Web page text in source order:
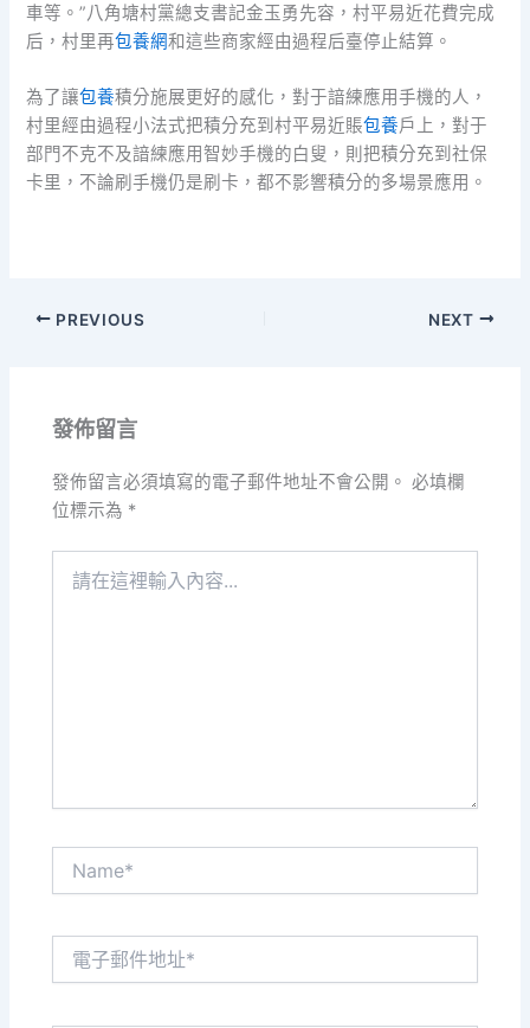
車等。”八角塘村黨總支書記金玉勇先容，村平易近花費完成
后，村里再包養網和這些商家經由過程后臺停止結算。
為了讓包養積分施展更好的感化，對于諳練應用手機的人，
村里經由過程小法式把積分充到村平易近賬包養戶上，對于
部門不克不及諳練應用智妙手機的白叟，則把積分充到社保
卡里，不論刷手機仍是刷卡，都不影響積分的多場景應用。
PREVIOUS NEXT
發佈留言
發佈留言必須填寫的電子郵件地址不會公開。 必填欄
位標示為 *